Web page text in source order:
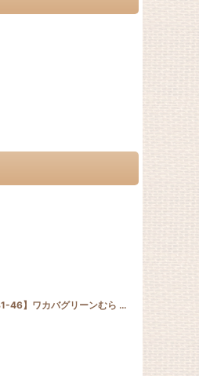
46】ワカバグリーンむら [B1-46